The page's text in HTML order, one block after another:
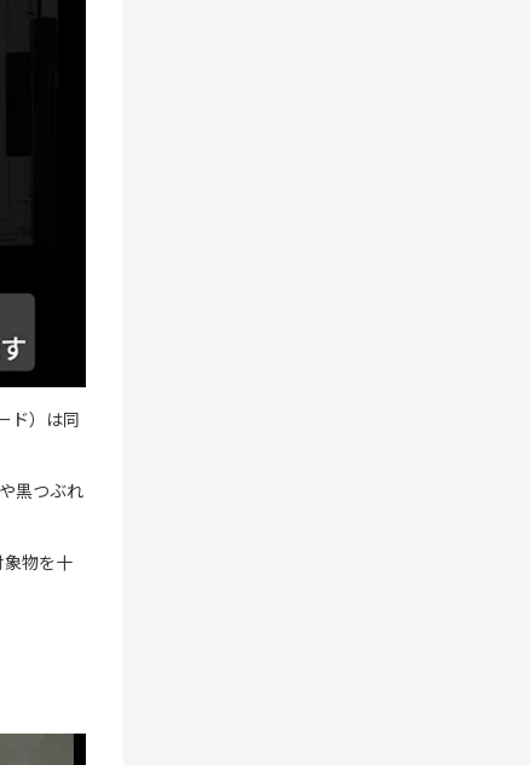
ド）は同
黒つぶれ
物を十